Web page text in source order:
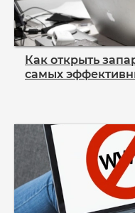
Как открыть
самых